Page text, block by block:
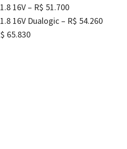
16V – R$ 51.700
16V Dualogic – R$ 54.260
65.830